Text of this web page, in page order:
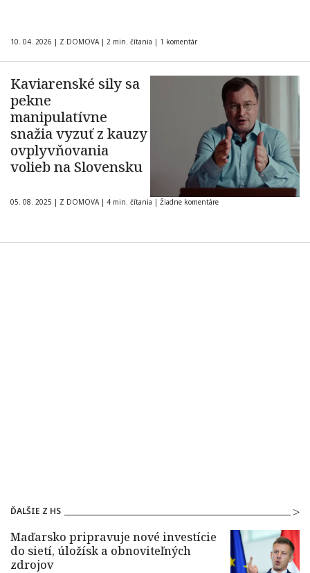
10. 04. 2026 | Z DOMOVA | 2 min. čítania | 1 komentár
Kaviarenské sily sa
pekne
manipulatívne
snažia vyzuť z kauzy
ovplyvňovania
volieb na Slovensku
05. 08. 2025 | Z DOMOVA | 4 min. čítania | Žiadne komentáre
ĎALŠIE Z HS
Maďarsko pripravuje nové investície
do sietí, úložísk a obnoviteľných
zdrojov